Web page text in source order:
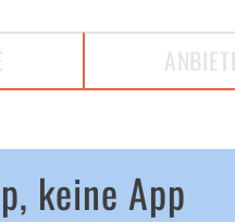
keine App